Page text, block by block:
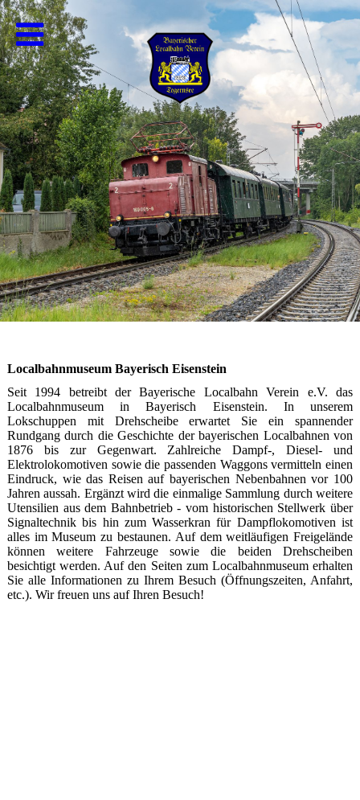
Localbahnmuseum Bayerisch Eisenstein
Seit 1994 betreibt der Bayerische Localbahn Verein e.V. das
Localbahnmuseum in Bayerisch Eisenstein. In unserem
Lokschuppen mit Drehscheibe erwartet Sie ein spannender
Rundgang durch die Geschichte der bayerischen Localbahnen von
1876 bis zur Gegenwart. Zahlreiche Dampf-, Diesel- und
Elektrolokomotiven sowie die passenden Waggons vermitteln einen
Eindruck, wie das Reisen auf bayerischen Nebenbahnen vor 100
Jahren aussah. Ergänzt wird die einmalige Sammlung durch weitere
Utensilien aus dem Bahnbetrieb - vom historischen Stellwerk über
Signaltechnik bis hin zum Wasserkran für Dampflokomotiven ist
alles im Museum zu bestaunen. Auf dem weitläufigen Freigelände
können weitere Fahrzeuge sowie die beiden Drehscheiben
besichtigt werden. Auf den Seiten zum Localbahnmuseum erhalten
Sie alle Informationen zu Ihrem Besuch (Öffnungszeiten, Anfahrt,
etc.). Wir freuen uns auf Ihren Besuch!